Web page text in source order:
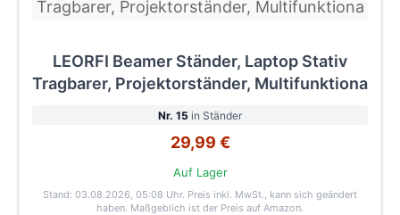
LEORFI Beamer Ständer, Laptop Stativ
Tragbarer, Projektorständer, Multifunktiona
Nr. 15 in Ständer
29,99 €
Auf Lager
Stand: 03.08.2026, 05:08 Uhr. Preis inkl. MwSt., kann sich geändert
haben. Maßgeblich ist der Preis auf Amazon.